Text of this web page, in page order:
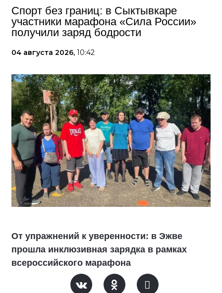
Спорт без границ: в Сыктывкаре
участники марафона «Сила России»
получили заряд бодрости
04 августа 2026, 10:42
От упражнений к уверенности: в Эжве
прошла инклюзивная зарядка в рамках
всероссийского марафона